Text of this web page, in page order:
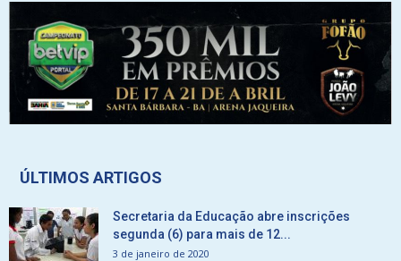
ÚLTIMOS ARTIGOS
Secretaria da Educação abre inscrições
segunda (6) para mais de 12...
3 de janeiro de 2020